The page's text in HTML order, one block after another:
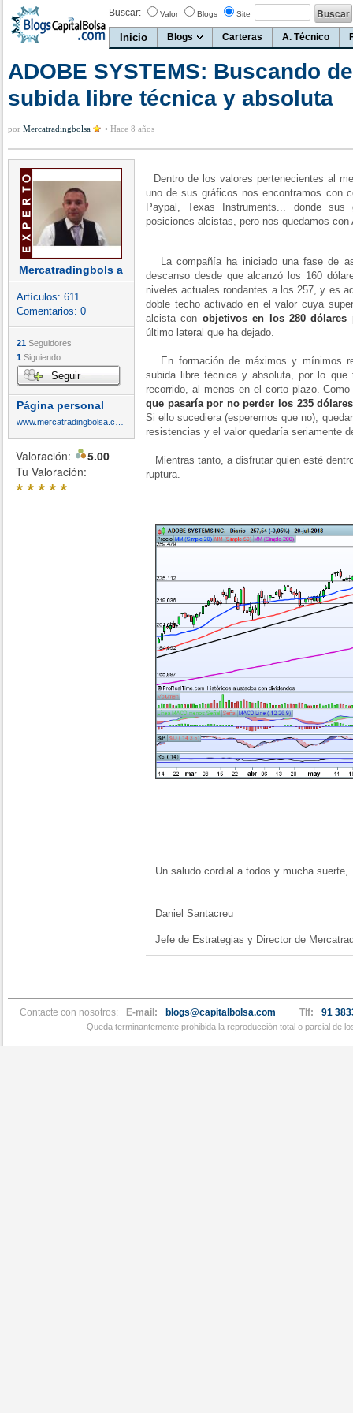
Buscar: Valor Blogs Site
Inicio Blogs Carteras A. Técnico
ADOBE SYSTEMS: Buscando
subida libre técnica y absoluta
por Mercatradingbolsa • Hace 8 años
Mercatradingbols a
Artículos: 611
Comentarios: 0
21 Seguidores
1 Siguiendo
Seguir
Página personal
Valoración:
5.00
Tu Valoración:
*****
Dentro de los valores pertenecientes al
uno de sus gráficos nos encontramos con
Paypal, Texas Instruments... donde
posiciones alcistas, pero nos quedamos
La compañía ha iniciado una fase de
descanso desde que alcanzó los 160
niveles actuales rondantes a los 257, y es
doble techo activado en el valor cuya
alcista con objetivos en los 280 dólares
último lateral que ha dejado.
En formación de máximos y mínimos
subida libre técnica y absoluta, por lo que
recorrido, al menos en el corto plazo.
que pasaría por no perder los 235
Si ello sucediera (esperemos que no),
resistencias y el valor quedaría seriamente
Mientras tanto, a disfrutar quien esté
ruptura.
Un saludo cordial a todos y mucha suerte,
Daniel Santacreu
Jefe de Estrategias y Director de
Contacte con nosotros: E-mail: blogs@capitalbolsa.com Tlf: 91
Queda terminantemente prohibida la reproducción total o parcial de